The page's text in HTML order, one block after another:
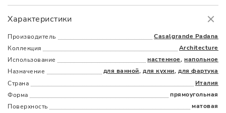
Характеристики
Производитель
Casalgrande Padana
Коллекция
Architecture
Использование
настенное,напольное
Назначение
для ванной,для кухни,для фартука
Страна
Италия
Форма
прямоугольная
Поверхность
матовая
Доставка
НаличымиКартойПо счетуДолями